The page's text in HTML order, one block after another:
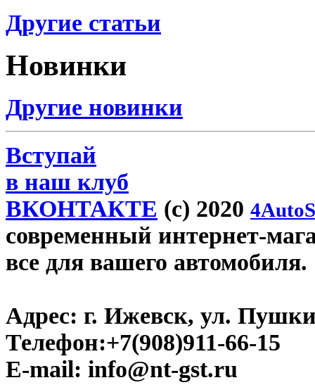
Другие статьи
Новинки
Другие новинки
Вступай
в наш клуб
ВКОНТАКТЕ (c) 2020
современный интернет-
все для вашего автомобиля.
Адрес: г. Ижевск, ул.
Телефон:+7(908)911-66-15
E-mail: info@nt-gst.ru